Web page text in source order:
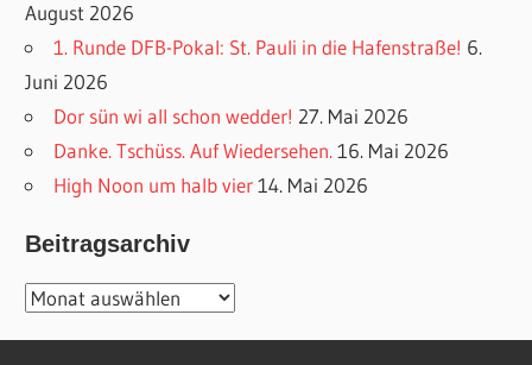
August 2026
1. Runde DFB-Pokal: St. Pauli in die Hafenstraße! 6.
Juni 2026
Dor sün wi all schon wedder! 27. Mai 2026
Danke. Tschüss. Auf Wiedersehen. 16. Mai 2026
High Noon um halb vier 14. Mai 2026
Beitragsarchiv
Beitragsarchiv